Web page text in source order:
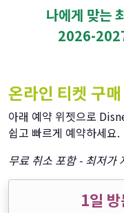
나에게 맞는
2026-
온라인 티켓 구매
아래 예약 위젯으로
쉽고 빠르게 예약하세요.
무료 취소 포함 - 최저가
1일